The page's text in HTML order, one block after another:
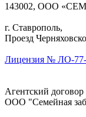
143002, ООО
г. Ставрополь,
Проезд
Лицензия № ЛО-77-
Агентский
ООО "Семейная